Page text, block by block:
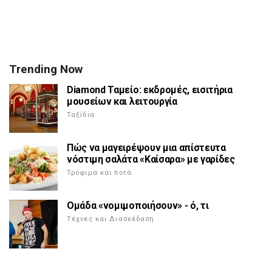
Trending Now
Diamond Ταμείο: εκδρομές, εισιτήρια
μουσείων και λειτουργία
Ταξίδια
Πώς να μαγειρέψουν μια απίστευτα
νόστιμη σαλάτα «Καίσαρα» με γαρίδες
Τρόφιμα και ποτά
Ομάδα «νομιμοποιήσουν» - ό, τι
Τέχνες και Διασκέδαση